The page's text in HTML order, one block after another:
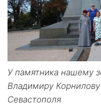
У памятника нашему
Владимиру
Севастополя